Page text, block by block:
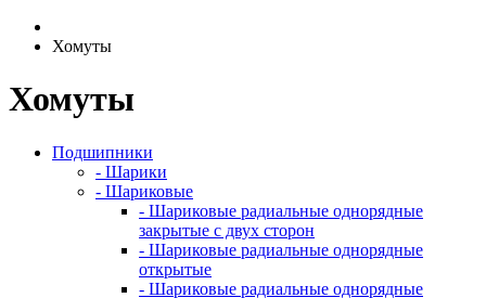
Хомуты
Хомуты
Подшипники
- Шарики
- Шариковые
- Шариковые радиальные однорядные
закрытые с двух сторон
- Шариковые радиальные однорядные
открытые
- Шариковые радиальные однорядные